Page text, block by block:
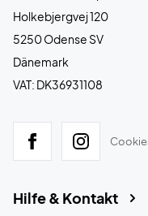
Holkebjergvej 120
5250 Odense SV
Dänemark
VAT: DK36931108
Hilfe & Kontakt